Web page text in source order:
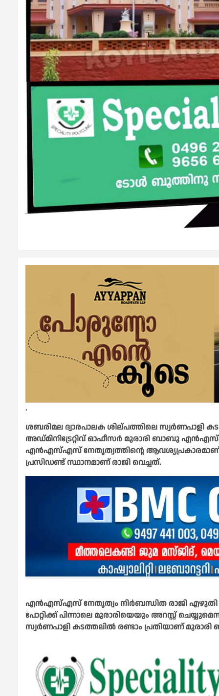
.
ശബരിമല ദ്വാരപാലക ശില്പത്തിലെ
അഡ്മിനിട്രേറ്റിവ് ഓഫീസർ മുരാരി ബാബു
എൻഎസ്എസ് നേതൃത്വത്തിന്റെ
പ്രസിഡണ്ട് സ്ഥാനമാണ് രാജി വെച്ചത്.
എൻഎസ്എസ് നേതൃത്വം നിർബന്ധിത രാജി
പോറ്റിക്ക് പിന്നാലെ മുരാരിയെയും അറസ്റ്റ്
സ്വര്‍ണപാളി കടത്തലില്‍ രണ്ടാം പ്രതിയാണ്